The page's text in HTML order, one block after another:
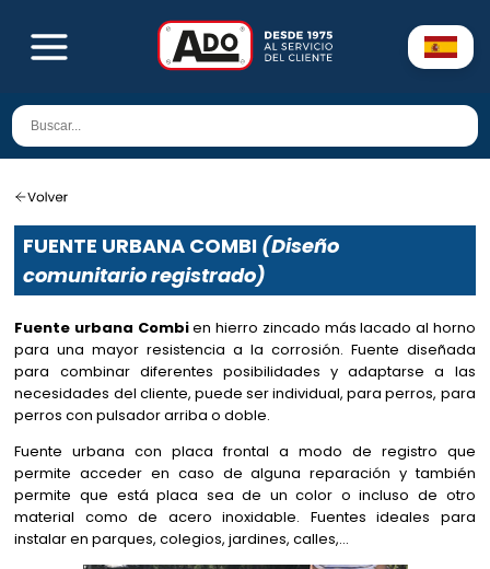
FUENTE URBANA COMBI (Diseño
comunitario registrado)
Fuente urbana Combien hierro zincado más lacado al horno
para una mayor resistencia a la corrosión. Fuente diseñada
para combinar diferentes posibilidades y adaptarse a las
necesidades del cliente, puede ser individual, para perros, para
perros con pulsador arriba o doble.
Fuente urbana con placa frontal a modo de registro que
permite acceder en caso de alguna reparación y también
permite que está placa sea de un color o incluso de otro
material como de acero inoxidable. Fuentes ideales para
instalar en parques, colegios, jardines, calles,...